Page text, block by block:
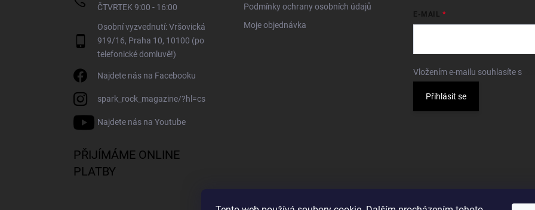
ČTVRTEK 9:00 - 16:00
Osobní vyzvednutí: Vršovická
919/16, Praha 10, 10100 (po
telefonické domluvě!)
Najdete nás na Facebooku
spark_rock_magazine/?hl=cs
Najdete nás na Youtube
Podmínky ochrany osobních údajů
Moje objednávka
E-MAIL
Vložením e-mailu souhlasíte s
Přihlásit se
PŘIJÍMÁME ONLINE
PLATBY